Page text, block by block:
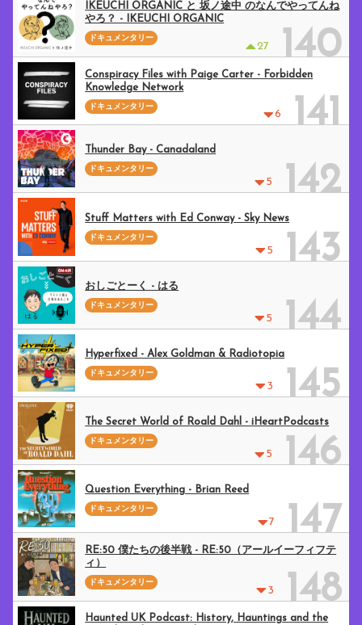
27 140
IKEUCHI ORGANIC と 坂ノ途中 のなんでやってんね
やろ？ - IKEUCHI ORGANIC
ドキュメンタリー
6 141
Conspiracy Files with Paige Carter - Forbidden
Knowledge Network
ドキュメンタリー
5 142
Thunder Bay - Canadaland
ドキュメンタリー
5 143
Stuff Matters with Ed Conway - Sky News
ドキュメンタリー
5 144
おしごとーく - はる
ドキュメンタリー
3 145
Hyperfixed - Alex Goldman & Radiotopia
ドキュメンタリー
5 146
The Secret World of Roald Dahl - iHeartPodcasts
ドキュメンタリー
7 147
Question Everything - Brian Reed
ドキュメンタリー
3 148
RE:50 僕たちの後半戦 - RE:50（アールイーフィフテ
ィ）
ドキュメンタリー
Haunted UK Podcast: History, Hauntings and the